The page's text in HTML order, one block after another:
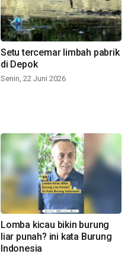
Setu tercemar limbah pabrik
di Depok
Senin, 22 Juni 2026
Lomba kicau bikin burung
liar punah? ini kata Burung
Indonesia